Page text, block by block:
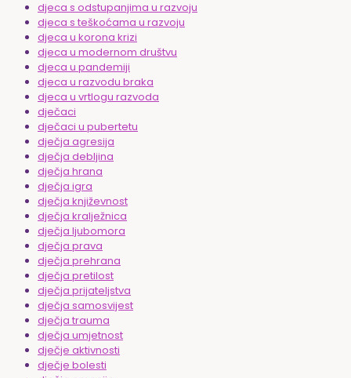
djeca s odstupanjima u razvoju
djeca s teškoćama u razvoju
djeca u korona krizi
djeca u modernom društvu
djeca u pandemiji
djeca u razvodu braka
djeca u vrtlogu razvoda
dječaci
dječaci u pubertetu
dječja agresija
dječja debljina
dječja hrana
dječja igra
dječja književnost
dječja kralježnica
dječja ljubomora
dječja prava
dječja prehrana
dječja pretilost
dječja prijateljstva
dječja samosvijest
dječja trauma
dječja umjetnost
dječje aktivnosti
dječje bolesti